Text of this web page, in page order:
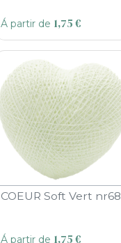
Á partir de 1,75€
COEUR Soft Vert nr68
Á partir de 1,75€